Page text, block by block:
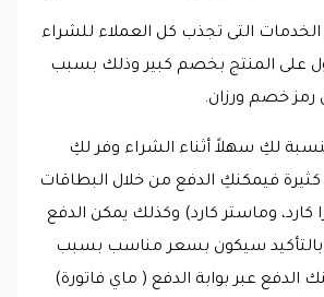
الخدمات التى تجذب كل العملاء للشراء
على المنتج بخصم كبير وذلك بسبب
رمز خصم ورزان.
لكِ سهلاً أثناء الشراء وفر لكِ
فيمكنكِ الدفع من خلال البطاقات
كارد، وماستر كارد) وكذلك يمكن الدفع
وبالتأكيد سيكون بسعر مناسب بسبب
الدفع عبر بوابة الدفع ( ماي فاتورة)